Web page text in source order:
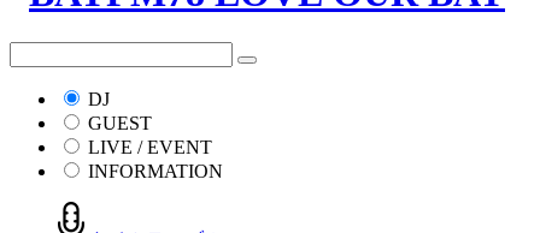
DJ
GUEST
LIVE / EVENT
INFORMATION